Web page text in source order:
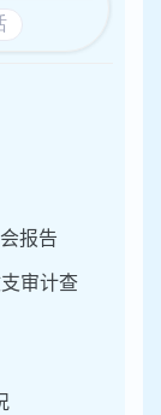
报告
审计查